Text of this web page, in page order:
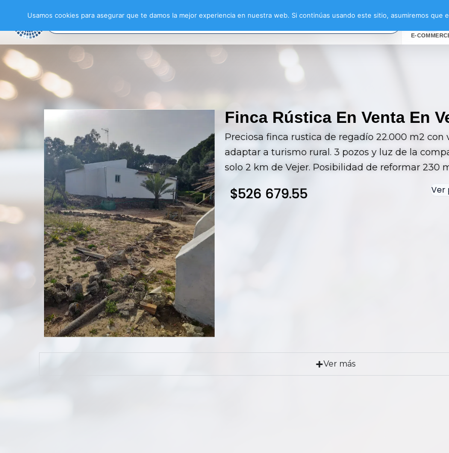
E-
Finca Rústica En Venta En
Preciosa finca rustica de regadío 22.000 m2
adaptar a turismo rural. 3 pozos y luz de la
solo 2 km de Vejer. Posibilidad de reformar 230
$526 679.55 Ver
Ver más
Usamos cookies para asegurar que te damos la mejor experiencia en nuestra web. Si continúas usando este sitio, asumiremos que